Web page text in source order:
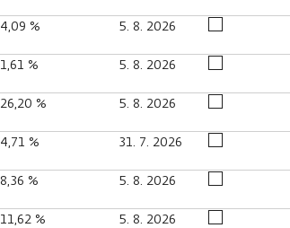
4,09 % 5. 8. 2026
1,61 % 5. 8. 2026
26,20 % 5. 8. 2026
4,71 % 31. 7. 2026
8,36 % 5. 8. 2026
11,62 % 5. 8. 2026